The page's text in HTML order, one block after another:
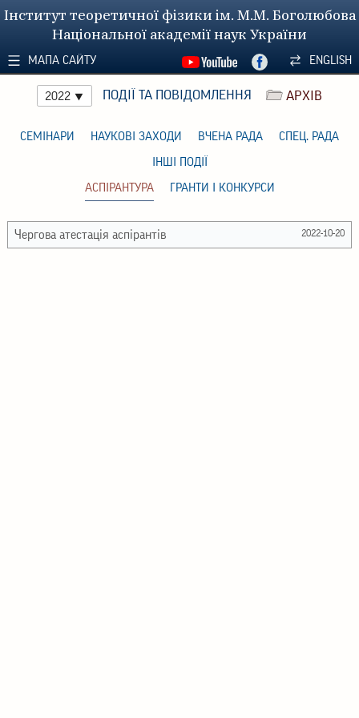
Інститут теоретичної фізики ім. М.М. Боголюбова
Національної академії наук України
МАПА САЙТУ ENGLISH
2022 ПОДІЇ ТА ПОВІДОМЛЕННЯ АРХІВ
СЕМІНАРИ НАУКОВІ ЗАХОДИ ВЧЕНА РАДА СПЕЦ. РАДА
ІНШІ ПОДІЇ
АСПІРАНТУРА ГРАНТИ І КОНКУРСИ
2022-10-20
Чергова атестація аспірантів